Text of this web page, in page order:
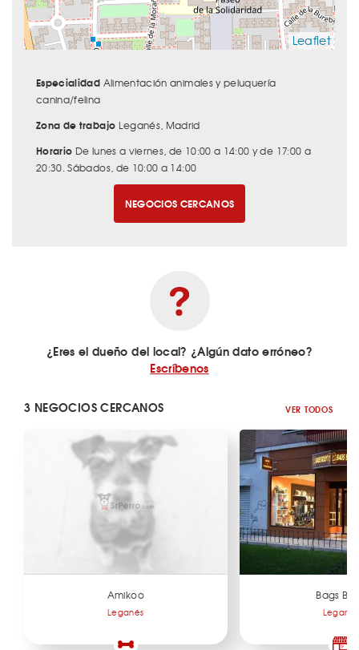
Leaflet
Especialidad Alimentación animales y peluquería
canina/felina
Zona de trabajo Leganés, Madrid
Horario De lunes a viernes, de 10:00 a 14:00 y de 17:00 a
20:30. Sábados, de 10:00 a 14:00
NEGOCIOS CERCANOS
¿Eres el dueño del local? ¿Algún dato erróneo?
Escríbenos
3 NEGOCIOS CERCANOS VER TODOS
Amikoo
Leganés
Bags
Leganés